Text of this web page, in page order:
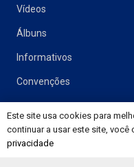
Vídeos
Álbuns
Informativos
Convenções
Painéis
Este site usa cookies para
continuar a usar este site, você
privacidade